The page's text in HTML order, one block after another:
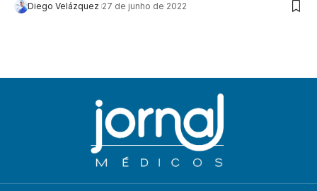
Diego Velázquez 27 de junho de 2022